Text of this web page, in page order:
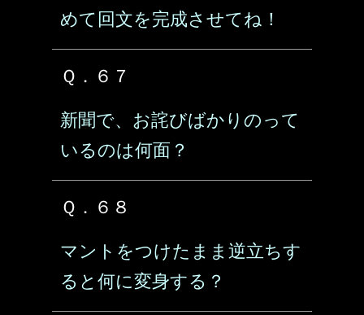
めて回文を完成させてね！
Ｑ．６７
新聞で、お詫びばかりのって
いるのは何面？
Ｑ．６８
マントをつけたまま逆立ちす
ると何に変身する？